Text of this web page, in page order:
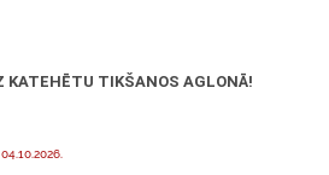
KATEHĒTU TIKŠANOS AGLONĀ!